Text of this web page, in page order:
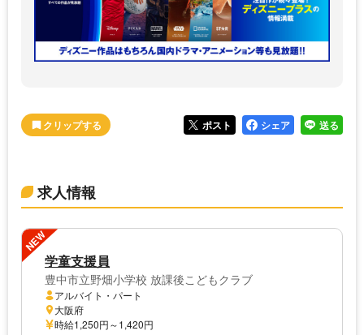
ポスト シェア 送る
求人情報
NEW
学童支援員
豊中市立野畑小学校 放課後こどもクラブ
アルバイト・パート
大阪府
時給1,250円～1,420円